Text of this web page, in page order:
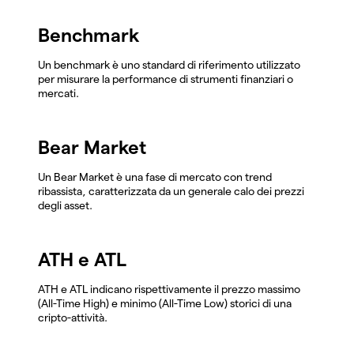
Benchmark
Un benchmark è uno standard di riferimento utilizzato
per misurare la performance di strumenti finanziari o
mercati.
Bear Market
Un Bear Market è una fase di mercato con trend
ribassista, caratterizzata da un generale calo dei prezzi
degli asset.
ATH e ATL
ATH e ATL indicano rispettivamente il prezzo massimo
(All-Time High) e minimo (All-Time Low) storici di una
cripto-attività.